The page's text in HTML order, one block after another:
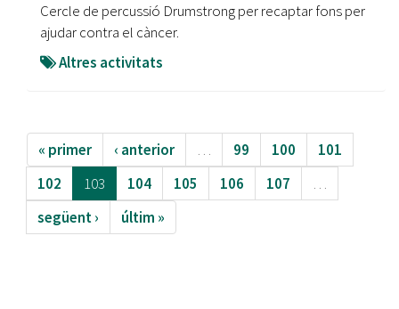
Cercle de percussió Drumstrong per recaptar fons per
ajudar contra el càncer.
Altres activitats
« primer ‹ anterior … 99 100
101
102
103 104 105 106 107
…
següent ›
últim »